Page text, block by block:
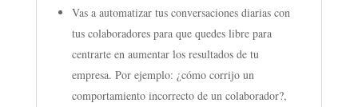
Vas a automatizar tus conversaciones diarias con
tus colaboradores para que quedes libre para
centrarte en aumentar los resultados de tu
empresa. Por ejemplo: ¿cómo corrijo un
comportamiento incorrecto de un colaborador?,